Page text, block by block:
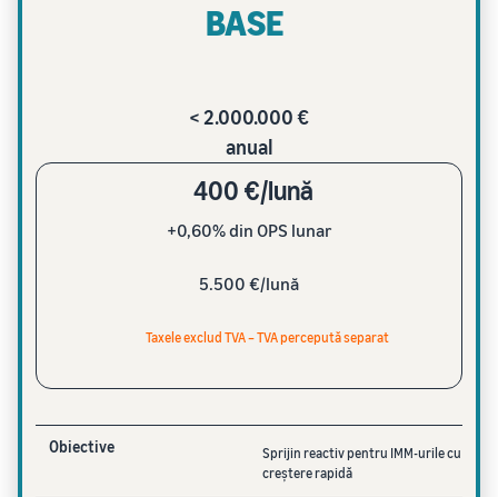
BASE
< 2.000.000 €
anual
400 €/lună
+0,60% din OPS lunar
5.500 €/lună
Taxele exclud TVA – TVA percepută separat
Obiective
Sprijin reactiv pentru IMM-urile cu
creștere rapidă